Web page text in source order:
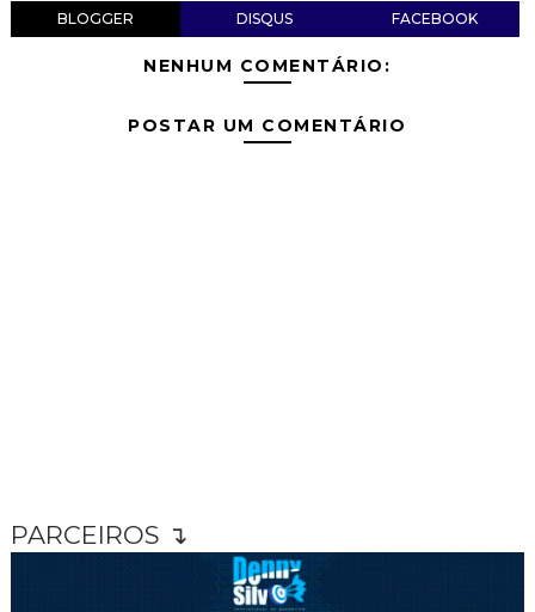
BLOGGER DISQUS FACEBOOK
NENHUM COMENTÁRIO:
POSTAR UM COMENTÁRIO
PARCEIROS ↴